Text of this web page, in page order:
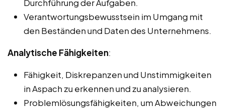
Durchführung der Aufgaben.
Verantwortungsbewusstsein im Umgang mit
den Beständen und Daten des Unternehmens.
Analytische Fähigkeiten:
Fähigkeit, Diskrepanzen und Unstimmigkeiten
in Aspach zu erkennen und zu analysieren.
Problemlösungsfähigkeiten, um Abweichungen